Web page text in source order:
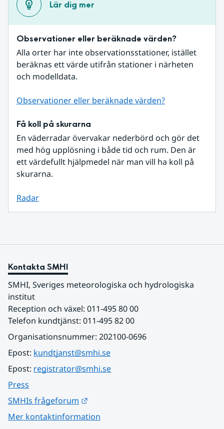
Lär dig mer
Observationer eller beräknade värden?
Alla orter har inte observationsstationer, istället
beräknas ett värde utifrån stationer i närheten
och modelldata.
Observationer eller beräknade värden?
Få koll på skurarna
En väderradar övervakar nederbörd och gör det
med hög upplösning i både tid och rum. Den är
ett värdefullt hjälpmedel när man vill ha koll på
skurarna.
Radar
Kontakta SMHI
SMHI, Sveriges meteorologiska och hydrologiska
institut
Reception och växel: 011-495 80 00
Telefon kundtjänst: 011-495 82 00
Organisationsnummer: 202100-0696
Epost: kundtjanst@smhi.se
Epost: registrator@smhi.se
Press
SMHIs frågeforum
Mer kontaktinformation